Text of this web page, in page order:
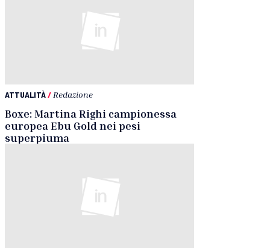
ATTUALITÀ/Redazione
Boxe: Martina Righi campionessa
europea Ebu Gold nei pesi
superpiuma